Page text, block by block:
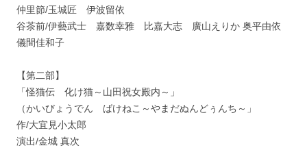
仲里節/玉城匠 伊波留依
谷茶前/伊藝武士 嘉数幸雅 比嘉大志 廣山えりか 奥平由依
儀間佳和子
【第二部】
「怪猫伝 化け猫～山田祝女殿内～」
（かいびょうでん ばけねこ～やまだぬんどぅんち～」
作/大宜見小太郎
演出/金城 真次